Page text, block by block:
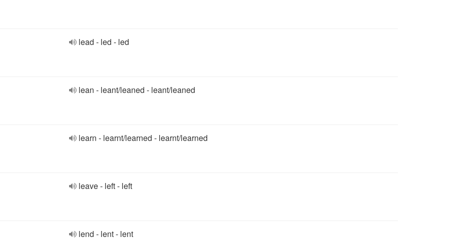
lead - led - led
lean - leant/leaned - leant/leaned
learn - learnt/learned - learnt/learned
leave - left - left
lend - lent - lent